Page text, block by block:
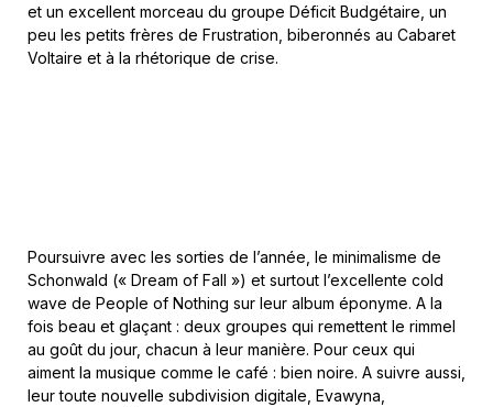
et un excellent morceau du groupe Déficit Budgétaire, un
peu les petits frères de Frustration, biberonnés au Cabaret
Voltaire et à la rhétorique de crise.
Poursuivre avec les sorties de l’année, le minimalisme de
Schonwald (« Dream of Fall ») et surtout l’excellente cold
wave de People of Nothing sur leur album éponyme. A la
fois beau et glaçant : deux groupes qui remettent le rimmel
au goût du jour, chacun à leur manière. Pour ceux qui
aiment la musique comme le café : bien noire. A suivre aussi,
leur toute nouvelle subdivision digitale, Evawyna,